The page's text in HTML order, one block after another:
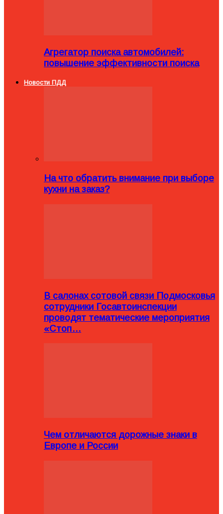
Агрегатор поиска автомобилей:
повышение эффективности поиска
Новости ПДД
На что обратить внимание при выборе
кухни на заказ?
В салонах сотовой связи Подмосковья
сотрудники Госавтоинспекции
проводят тематические мероприятия
«Стоп…
Чем отличаются дорожные знаки в
Европе и России